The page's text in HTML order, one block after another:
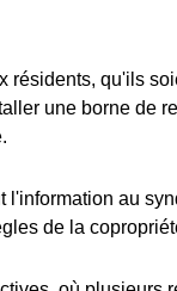
résidents, qu'ils
une borne de
l'information au
de la